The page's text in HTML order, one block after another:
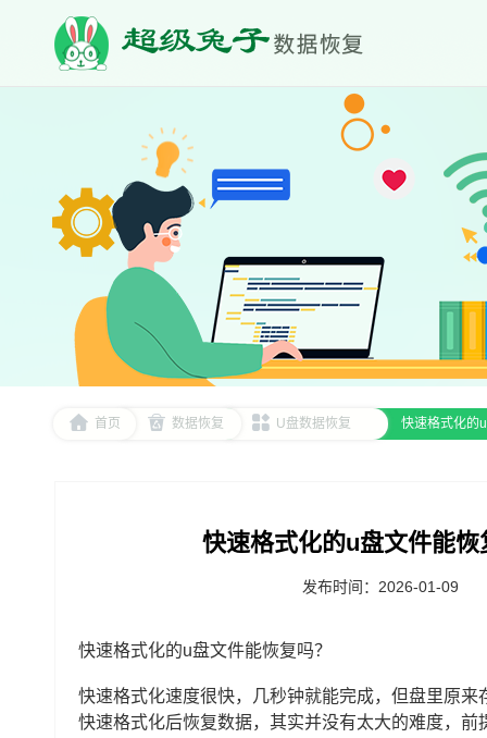
首页 数据恢复 U盘数据恢复 快速格式化的
快速格式化的u盘文件能
发布时间：2026-01-09
快速格式化的u盘文件能恢复吗？
快速格式化速度很快，几秒钟就能完成，但盘里原
快速格式化后恢复数据，其实并没有太大的难度，